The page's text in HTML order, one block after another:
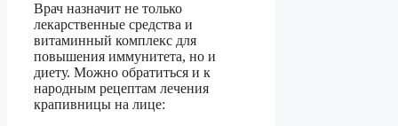
Врач назначит не только
лекарственные средства и
витаминный комплекс для
повышения иммунитета, но и
диету. Можно обратиться и к
народным рецептам лечения
крапивницы на лице: